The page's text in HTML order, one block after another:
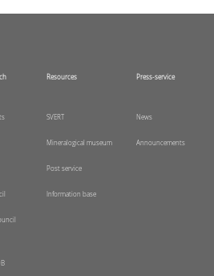
Resources
SVERT
Mineralogical museum
Post service
Information base
Press-service
News
Announcements